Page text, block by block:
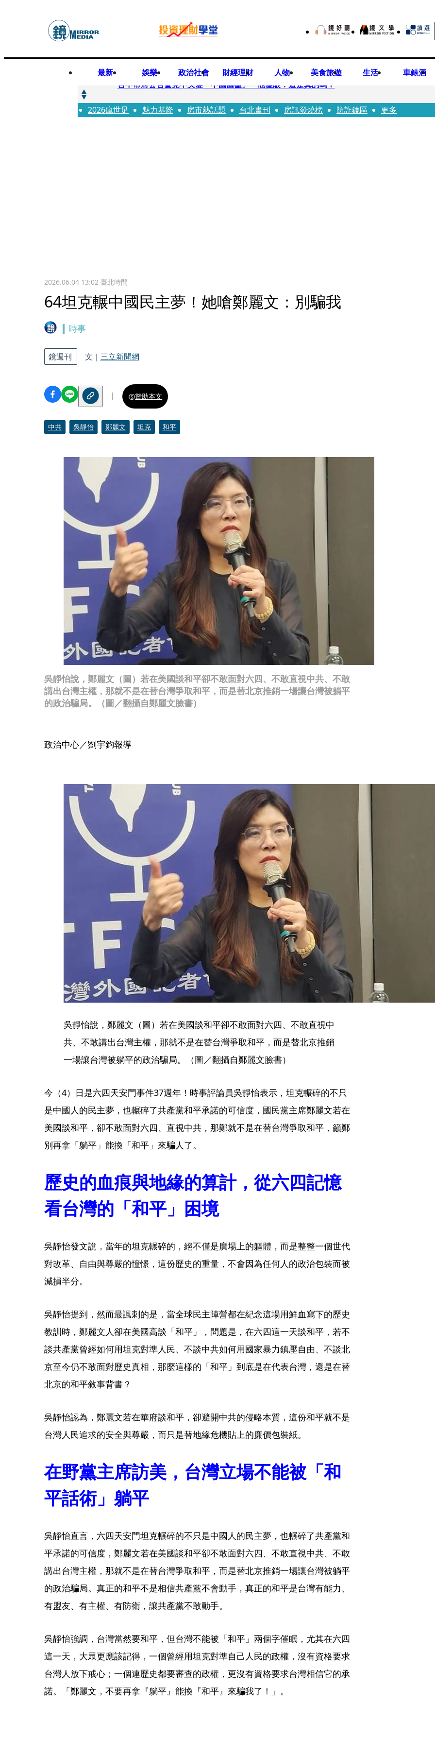
最新 娛樂 政治社會 財經理財 人物 美食旅遊 生活 車錶酒
快訊
台中市府公告驚見中央變「中國國徽」 他傻眼：這是真的嗎？
快訊
明知辣椒粉含蘇丹紅還賣！無良業者撈百萬喊「吃了沒差」 法官打臉判6月不准緩刑
2026瘋世足 魅力基隆 房市熱話題 台北畫刊 房訊發燒榜 防詐鏡區 更多
2026.06.04 13:02臺北時間
64坦克輾中國民主夢！她嗆鄭麗文：別騙我
時事
吳靜怡說，鄭麗文（圖）若在美國談和平卻不敢面對六四、不敢直視中共、不敢
講出台灣主權，那就不是在替台灣爭取和平，而是替北京推銷一場讓台灣被躺平
的政治騙局。（圖／翻攝自鄭麗文臉書）
鏡週刊 文｜ 三立新聞網
贊助本文
中共 吳靜怡 鄭麗文 坦克 和平
政治中心／劉宇鈞報導
吳靜怡說，鄭麗文（圖）若在美國談和平卻不敢面對六四、不敢直視中
共、不敢講出台灣主權，那就不是在替台灣爭取和平，而是替北京推銷
一場讓台灣被躺平的政治騙局。（圖／翻攝自鄭麗文臉書）
今（4）日是六四天安門事件37週年！時事評論員吳靜怡表示，坦克輾碎的不只
是中國人的民主夢，也輾碎了共產黨和平承諾的可信度，國民黨主席鄭麗文若在
美國談和平，卻不敢面對六四、直視中共，那鄭就不是在替台灣爭取和平，籲鄭
別再拿「躺平」能換「和平」來騙人了。
歷史的血痕與地緣的算計，從六四記憶
看台灣的「和平」困境
吳靜怡發文說，當年的坦克輾碎的，絕不僅是廣場上的軀體，而是整整一個世代
對改革、自由與尊嚴的憧憬，這份歷史的重量，不會因為任何人的政治包裝而被
減損半分。
吳靜怡提到，然而最諷刺的是，當全球民主陣營都在紀念這場用鮮血寫下的歷史
教訓時，鄭麗文人卻在美國高談「和平」，問題是，在六四這一天談和平，若不
談共產黨曾經如何用坦克對準人民、不談中共如何用國家暴力鎮壓自由、不談北
京至今仍不敢面對歷史真相，那麼這樣的「和平」到底是在代表台灣，還是在替
北京的和平敘事背書？
吳靜怡認為，鄭麗文若在華府談和平，卻避開中共的侵略本質，這份和平就不是
台灣人民追求的安全與尊嚴，而只是替地緣危機貼上的廉價包裝紙。
在野黨主席訪美，台灣立場不能被「和
平話術」躺平
吳靜怡直言，六四天安門坦克輾碎的不只是中國人的民主夢，也輾碎了共產黨和
平承諾的可信度，鄭麗文若在美國談和平卻不敢面對六四、不敢直視中共、不敢
講出台灣主權，那就不是在替台灣爭取和平，而是替北京推銷一場讓台灣被躺平
的政治騙局。真正的和平不是相信共產黨不會動手，真正的和平是台灣有能力、
有盟友、有主權、有防衛，讓共產黨不敢動手。
吳靜怡強調，台灣當然要和平，但台灣不能被「和平」兩個字催眠，尤其在六四
這一天，大眾更應該記得，一個曾經用坦克對準自己人民的政權，沒有資格要求
台灣人放下戒心；一個連歷史都要審查的政權，更沒有資格要求台灣相信它的承
諾。「鄭麗文，不要再拿『躺平』能換『和平』來騙我了！」。